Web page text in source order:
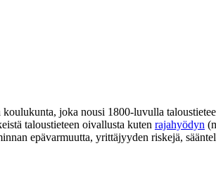
koulukunta, joka nousi 1800-luvulla
taloustieteen oivallusta kuten rajahyödyn
epävarmuutta, yrittäjyyden riskejä,